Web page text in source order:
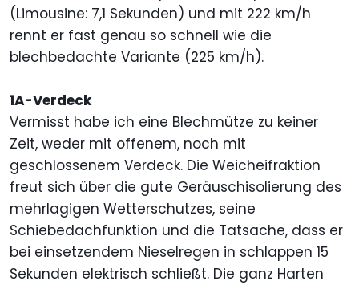
(Limousine: 7,1 Sekunden) und mit 222 km/h
rennt er fast genau so schnell wie die
blechbedachte Variante (225 km/h).
1A-Verdeck
Vermisst habe ich eine Blechmütze zu keiner
Zeit, weder mit offenem, noch mit
geschlossenem Verdeck. Die Weicheifraktion
freut sich über die gute Geräuschisolierung des
mehrlagigen Wetterschutzes, seine
Schiebedachfunktion und die Tatsache, dass er
bei einsetzendem Nieselregen in schlappen 15
Sekunden elektrisch schließt. Die ganz Harten